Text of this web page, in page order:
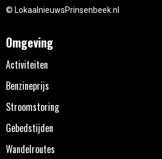
© LokaalnieuwsPrinsenbeek.nl
Omgeving
Activiteiten
Benzineprijs
Stroomstoring
Gebedstijden
Wandelroutes